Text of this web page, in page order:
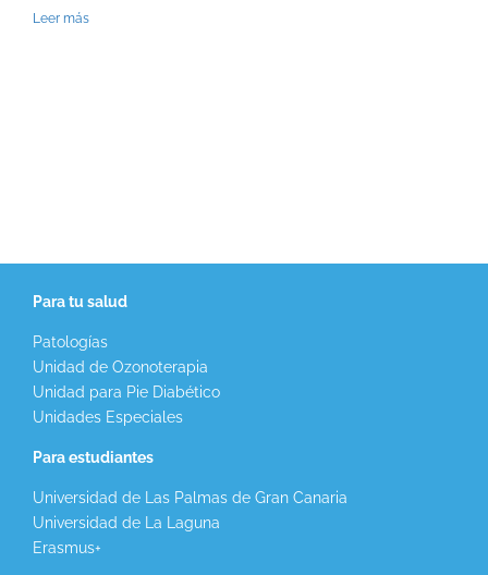
Leer más
Para tu salud
Patologías
Unidad de Ozonoterapia
Unidad para Pie Diabético
Unidades Especiales
Para estudiantes
Universidad de Las Palmas de Gran Canaria
Universidad de La Laguna
Erasmus+